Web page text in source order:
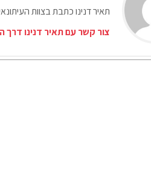
תאיר דנינו כתבת בצוות
צור קשר עם תאיר דנינו דרך